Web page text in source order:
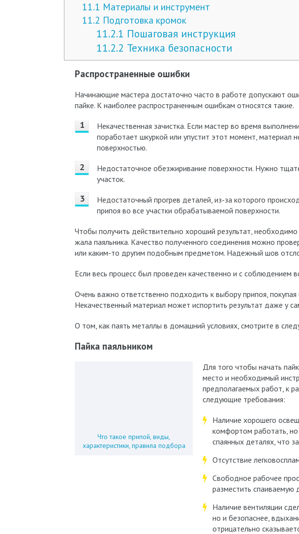
11.1 Материалы и инструмент
11.2 Подготовка кромок
11.2.1 Пошаговая инструкция
11.2.2 Техника безопасности
Распространенные ошибки
Начинающие мастера достаточно часто в работе допускают
пайке. К наиболее распространенным ошибкам относятся такие.
Некачественная зачистка. Если мастер во время
поработает шкуркой или упустит этот момент, материал
поверхностью.
Недостаточное обезжиривание поверхности. Нужно
участок.
Недостаточный прогрев деталей, из-за которого
припоя во все участки обрабатываемой поверхности.
Чтобы получить действительно хороший результат,
жала паяльника. Качество полученного соединения можно
или каким-то другим подобным предметом. Надежный шов
Если весь процесс был проведен качественно и с соблюдением
Очень важно ответственно подходить к выбору припоя, покупая
Некачественный материал может испортить результат даже у
О том, как паять металлы в домашний условиях, смотрите в
Пайка паяльником
Что такое припой, виды,
характеристики, правила подбора
Для того чтобы начать
место и необходимый
предполагаемых работ, к
следующие требования:
Наличие хорошего
комфортом работать, но
спаянных деталях, что
Отсутствие
Свободное рабочее
разместить спаиваемую
Наличие вентиляции
но и безопаснее,
отрицательно